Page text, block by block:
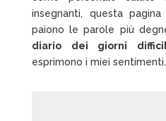
insegnanti, questa
paiono le parole più
diario dei giorni
esprimono i miei